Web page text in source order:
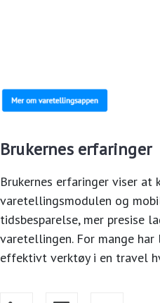
Brukernes erfaringer
Brukernes erfaringer viser at
varetellingsmodulen og
tidsbesparelse, mer presise
varetellingen. For mange
effektivt verktøy i en travel